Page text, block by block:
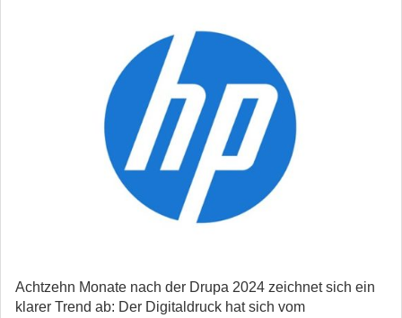
Achtzehn Monate nach der Drupa 2024 zeichnet sich ein
klarer Trend ab: Der Digitaldruck hat sich vom